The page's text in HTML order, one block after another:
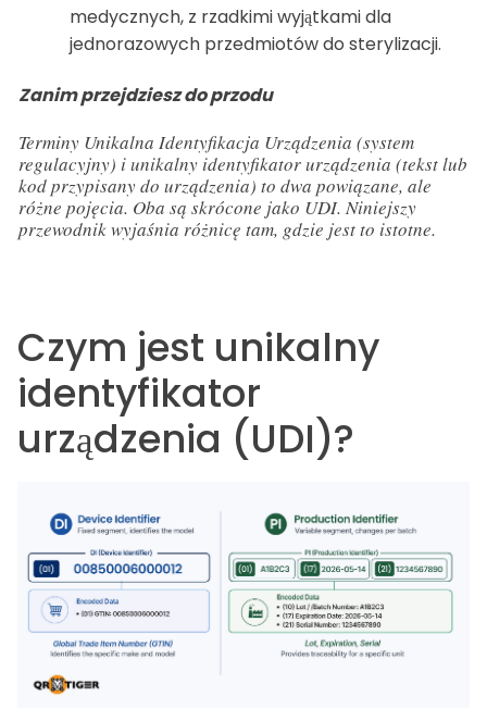
medycznych, z rzadkimi wyjątkami dla
jednorazowych przedmiotów do sterylizacji.
Zanim przejdziesz do przodu
Terminy Unikalna Identyfikacja Urządzenia (system
regulacyjny) i unikalny identyfikator urządzenia (tekst lub
kod przypisany do urządzenia) to dwa powiązane, ale
różne pojęcia. Oba są skrócone jako UDI. Niniejszy
przewodnik wyjaśnia różnicę tam, gdzie jest to istotne.
Czym jest unikalny
identyfikator
urządzenia (UDI)?